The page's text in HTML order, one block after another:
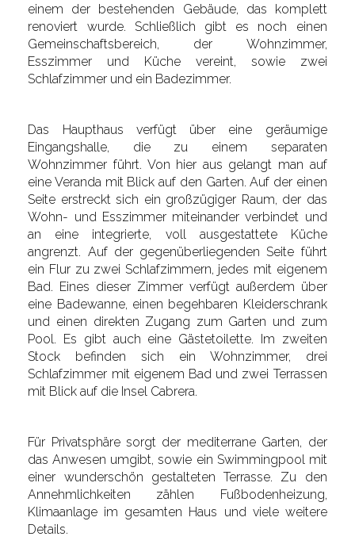
einem der bestehenden Gebäude, das komplett
renoviert wurde. Schließlich gibt es noch einen
Gemeinschaftsbereich, der Wohnzimmer,
Esszimmer und Küche vereint, sowie zwei
Schlafzimmer und ein Badezimmer.
Das Haupthaus verfügt über eine geräumige
Eingangshalle, die zu einem separaten
Wohnzimmer führt. Von hier aus gelangt man auf
eine Veranda mit Blick auf den Garten. Auf der einen
Seite erstreckt sich ein großzügiger Raum, der das
Wohn- und Esszimmer miteinander verbindet und
an eine integrierte, voll ausgestattete Küche
angrenzt. Auf der gegenüberliegenden Seite führt
ein Flur zu zwei Schlafzimmern, jedes mit eigenem
Bad. Eines dieser Zimmer verfügt außerdem über
eine Badewanne, einen begehbaren Kleiderschrank
und einen direkten Zugang zum Garten und zum
Pool. Es gibt auch eine Gästetoilette. Im zweiten
Stock befinden sich ein Wohnzimmer, drei
Schlafzimmer mit eigenem Bad und zwei Terrassen
mit Blick auf die Insel Cabrera.
Für Privatsphäre sorgt der mediterrane Garten, der
das Anwesen umgibt, sowie ein Swimmingpool mit
einer wunderschön gestalteten Terrasse. Zu den
Annehmlichkeiten zählen Fußbodenheizung,
Klimaanlage im gesamten Haus und viele weitere
Details.